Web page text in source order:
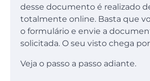
desse documento é realizado
totalmente online. Basta que
o formulário e envie a
solicitada. O seu visto chega
Veja o passo a passo adiante.